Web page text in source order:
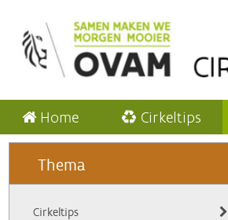
Home Cirkeltips
Thema
Cirkeltips